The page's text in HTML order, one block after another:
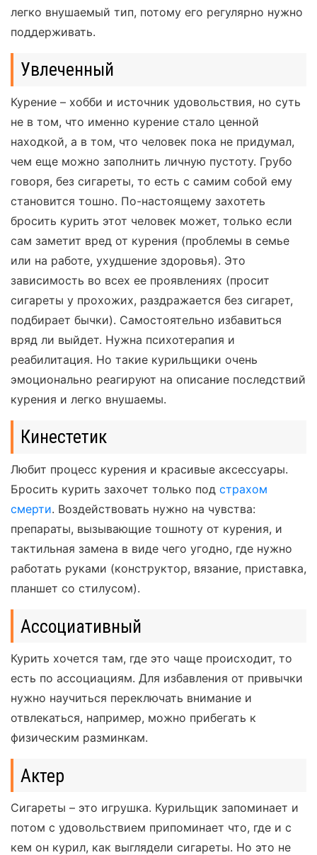
легко внушаемый тип, потому его регулярно нужно
поддерживать.
Увлеченный
Курение – хобби и источник удовольствия, но суть
не в том, что именно курение стало ценной
находкой, а в том, что человек пока не придумал,
чем еще можно заполнить личную пустоту. Грубо
говоря, без сигареты, то есть с самим собой ему
становится тошно. По-настоящему захотеть
бросить курить этот человек может, только если
сам заметит вред от курения (проблемы в семье
или на работе, ухудшение здоровья). Это
зависимость во всех ее проявлениях (просит
сигареты у прохожих, раздражается без сигарет,
подбирает бычки). Самостоятельно избавиться
вряд ли выйдет. Нужна психотерапия и
реабилитация. Но такие курильщики очень
эмоционально реагируют на описание последствий
курения и легко внушаемы.
Кинестетик
Любит процесс курения и красивые аксессуары.
Бросить курить захочет только под страхом
смерти. Воздействовать нужно на чувства:
препараты, вызывающие тошноту от курения, и
тактильная замена в виде чего угодно, где нужно
работать руками (конструктор, вязание, приставка,
планшет со стилусом).
Ассоциативный
Курить хочется там, где это чаще происходит, то
есть по ассоциациям. Для избавления от привычки
нужно научиться переключать внимание и
отвлекаться, например, можно прибегать к
физическим разминкам.
Актер
Сигареты – это игрушка. Курильщик запоминает и
потом с удовольствием припоминает что, где и с
кем он курил, как выглядели сигареты. Но это не